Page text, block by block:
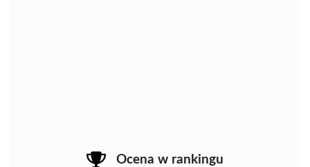
Ocena w rankingu